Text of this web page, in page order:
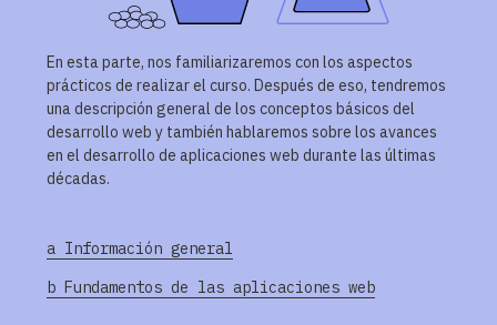
En esta parte, nos familiarizaremos con los aspectos
prácticos de realizar el curso. Después de eso, tendremos
una descripción general de los conceptos básicos del
desarrollo web y también hablaremos sobre los avances
en el desarrollo de aplicaciones web durante las últimas
décadas.
a Información general
b Fundamentos de las aplicaciones web